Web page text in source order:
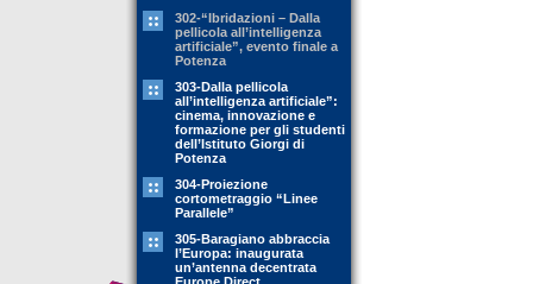
302-“Ibridazioni – Dalla
pellicola all’intelligenza
artificiale”, evento finale a
Potenza
303-Dalla pellicola
all’intelligenza artificiale”:
cinema, innovazione e
formazione per gli studenti
dell’Istituto Giorgi di
Potenza
304-Proiezione
cortometraggio “Linee
Parallele”
305-Baragiano abbraccia
l’Europa: inaugurata
un’antenna decentrata